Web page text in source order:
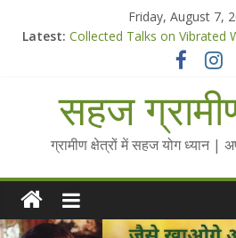
Friday, August 7,
Latest: Collected Talks on Vibrated
सहज कृषि प्रचार-प्रसार किट
Standee Designs @ 2025
Chalo Gaon Ki Or Abhiyaan
सहज
ग्रामीण क्षेत्रों में सहज योग ध्यान |